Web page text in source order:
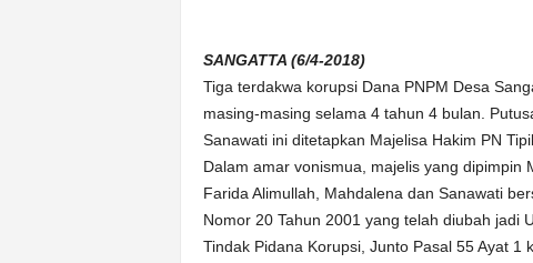
SANGATTA (6/4-2018)
Tiga terdakwa korupsi Dana PNPM Desa
masing-masing selama 4 tahun 4 bulan.
Sanawati ini ditetapkan Majelisa Hakim PN
Dalam amar vonismua, majelis yang dipimpin
Farida Alimullah, Mahdalena dan Sanawati
Nomor 20 Tahun 2001 yang telah diubah jadi
Tindak Pidana Korupsi, Junto Pasal 55 Ayat 1